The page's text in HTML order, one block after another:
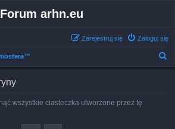
Forum arhn.eu
Zaloguj się
Zarejestruj się
wszystkie ciasteczka utworzone przez tę